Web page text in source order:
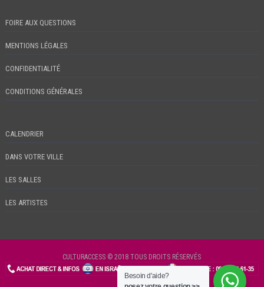
FOIRE AUX QUESTIONS
MENTIONS LÉGALES
CONFIDENTIALITÉ
CONDITIONS GÉNÉRALES
CALENDRIER
DANS VOTRE VILLE
LES SALLES
LES ARTISTES
CULTURACCESS © 2018 TOUS DROITS RÉSERVÉS
CHECKIN
Besoin d'aide?